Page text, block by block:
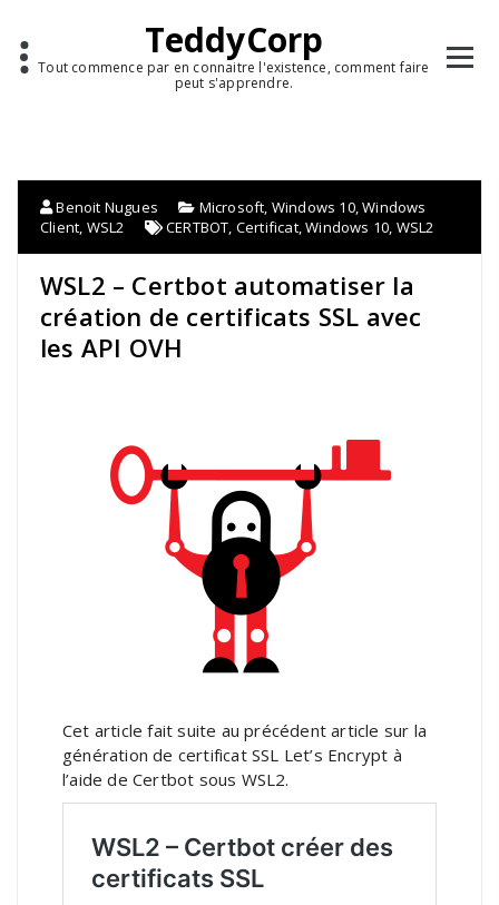
TeddyCorp
Tout commence par en connaitre l'existence, comment faire
peut s'apprendre.
Benoit Nugues Microsoft Windows 10,Windows
Client WSL2 CERTBOT Certificat,Windows 10 WSL2
WSL2 – Certbot automatiser la
création de certificats SSL avec
les API OVH
Cet article fait suite au précédent article sur la
génération de certificat SSL Let’s Encrypt à
l’aide de Certbot sous WSL2.